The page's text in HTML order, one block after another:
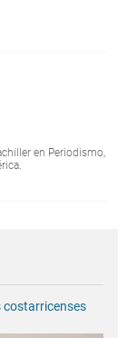
en Periodismo,
costarricenses